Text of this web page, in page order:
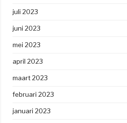
juli 2023
juni 2023
mei 2023
april 2023
maart 2023
februari 2023
januari 2023